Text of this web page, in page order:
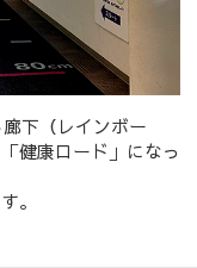
下（レインボー
健康ロード」になっ
。